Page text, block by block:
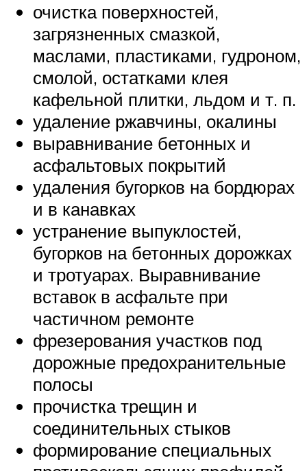
очистка поверхностей,
загрязненных смазкой,
маслами, пластиками, гудроном,
смолой, остатками клея
кафельной плитки, льдом и т. п.
удаление ржавчины, окалины
выравнивание бетонных и
асфальтовых покрытий
удаления бугорков на бордюрах
и в канавках
устранение выпуклостей,
бугорков на бетонных дорожках
и тротуарах. Выравнивание
вставок в асфальте при
частичном ремонте
фрезерования участков под
дорожные предохранительные
полосы
прочистка трещин и
соединительных стыков
формирование специальных